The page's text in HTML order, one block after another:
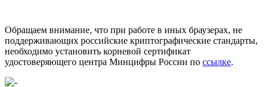
Обращаем внимание, что при работе в иных браузерах, не
поддерживающих российские криптографические стандарты,
необходимо установить корневой сертификат
удостоверяющего центра Минцифры России по ссылке.